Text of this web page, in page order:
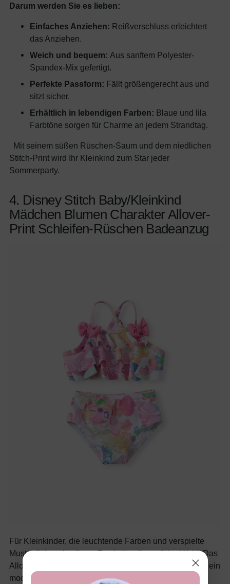
Darum werden Sie es lieben:
Einfaches Anziehen: Reißverschluss erleichtert
das Anziehen.
Weich und bequem: Aus sanftem Polyester-
Spandex-Mix gefertigt.
Perfekte Passform: Fällt größengerecht aus und
sitzt sicher.
Erhältlich in lebendigen Farben: Blaue und lila
Farbtöne sorgen für Charme an jedem Strandtag.
Mit seinem süßen Rüschen-Saum und dem niedlichen
Stitch-Print wird Ihr Kleinkind zum Star jeder
Sommerparty.
4. Disney Stitch Baby/Kleinkind
Mädchen Blumen Charakter Allover-
Print Schleifen-Rüschen Badeanzug
Für Kleinkinder, die leuchtende Farben und verspielte
Muster lieben, ist dieser Zweiteiler die perfekte Wahl. Das
Allover-Stitch-Motiv mit Blumen und Schleifen sorgt für ein
modisches Highlight zu jedem Sommeranlass.